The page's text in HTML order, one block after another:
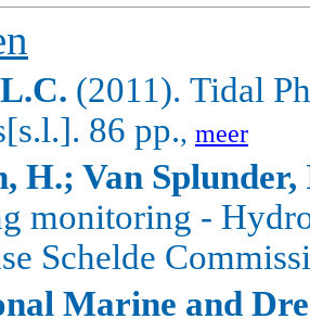
(2011). Tidal
86 pp., meer
H.; Van Splunder,
monitoring -
Schelde
Marine and